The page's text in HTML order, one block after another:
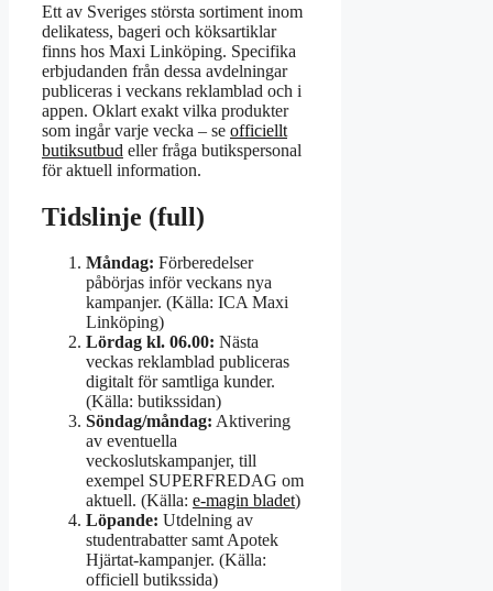
Ett av Sveriges största sortiment inom
delikatess, bageri och köksartiklar
finns hos Maxi Linköping. Specifika
erbjudanden från dessa avdelningar
publiceras i veckans reklamblad och i
appen. Oklart exakt vilka produkter
som ingår varje vecka – se officiellt
butiksutbud eller fråga butikspersonal
för aktuell information.
Tidslinje (full)
Måndag: Förberedelser
påbörjas inför veckans nya
kampanjer. (Källa: ICA Maxi
Linköping)
Lördag kl. 06.00: Nästa
veckas reklamblad publiceras
digitalt för samtliga kunder.
(Källa: butikssidan)
Söndag/måndag: Aktivering
av eventuella
veckoslutskampanjer, till
exempel SUPERFREDAG om
aktuell. (Källa: e-magin bladet)
Löpande: Utdelning av
studentrabatter samt Apotek
Hjärtat-kampanjer. (Källa:
officiell butikssida)